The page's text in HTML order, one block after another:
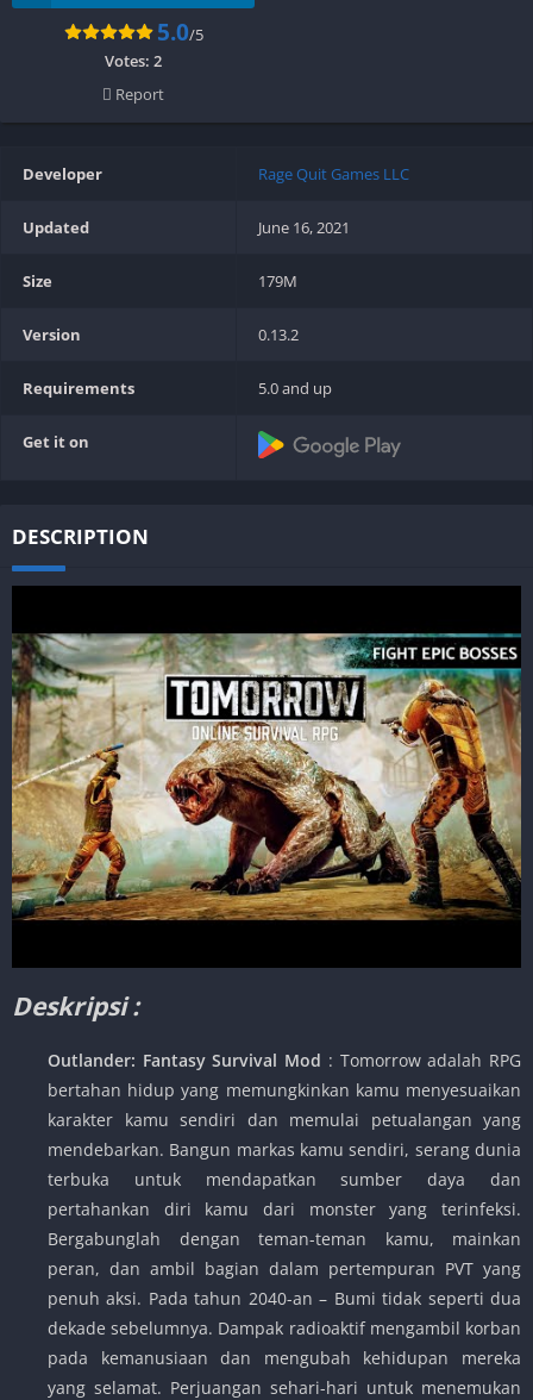
5.0/5
Votes: 2
Report
Developer Rage Quit Games LLC
Updated June 16, 2021
Size 179M
Version 0.13.2
Requirements 5.0 and up
Get it on
DESCRIPTION
Deskripsi :
Outlander: Fantasy Survival Mod : Tomorrow adalah RPG
bertahan hidup yang memungkinkan kamu menyesuaikan
karakter kamu sendiri dan memulai petualangan yang
mendebarkan. Bangun markas kamu sendiri, serang dunia
terbuka untuk mendapatkan sumber daya dan
pertahankan diri kamu dari monster yang terinfeksi.
Bergabunglah dengan teman-teman kamu, mainkan
peran, dan ambil bagian dalam pertempuran PVT yang
penuh aksi. Pada tahun 2040-an – Bumi tidak seperti dua
dekade sebelumnya. Dampak radioaktif mengambil korban
pada kemanusiaan dan mengubah kehidupan mereka
yang selamat. Perjuangan sehari-hari untuk menemukan